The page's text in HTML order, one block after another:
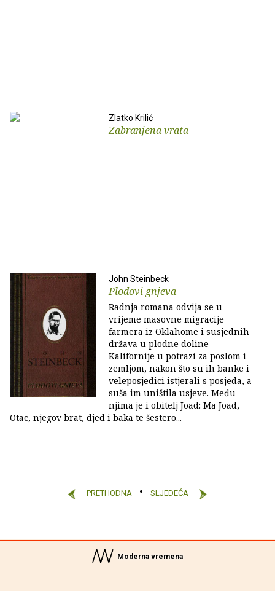
Zlatko Krilić
Zabranjena vrata
John Steinbeck
Plodovi gnjeva
Radnja romana odvija se u
vrijeme masovne migracije
farmera iz Oklahome i susjednih
država u plodne doline
Kalifornije u potrazi za poslom i
zemljom, nakon što su ih banke i
veleposjedici istjerali s posjeda, a
suša im uništila usjeve. Među
njima je i obitelj Joad: Ma Joad,
Otac, njegov brat, djed i baka te šestero...
PRETHODNA SLJEDEĆA
Moderna vremena